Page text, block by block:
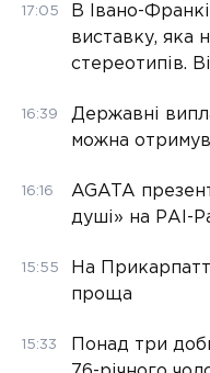
17:05
В Івано-
виставку, яка
стереотипів.
16:39
Державні
можна
16:16
AGATA
душі» на РАІ-
15:55
На
проща
15:33
Понад три